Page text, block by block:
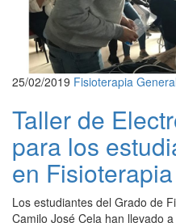
25/02/2019 Fisioterapia General
Taller de
para los
en
Los estudiantes del Grado de
Camilo José Cela han llevado